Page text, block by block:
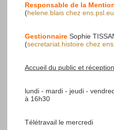
Responsable de la
(helene.blais chez ens.psl.eu
Gestionnaire Sophie
(secretariat.histoire chez
Accueil du public et
lundi - mardi - jeudi -
à 16h30
Télétravail le mercredi